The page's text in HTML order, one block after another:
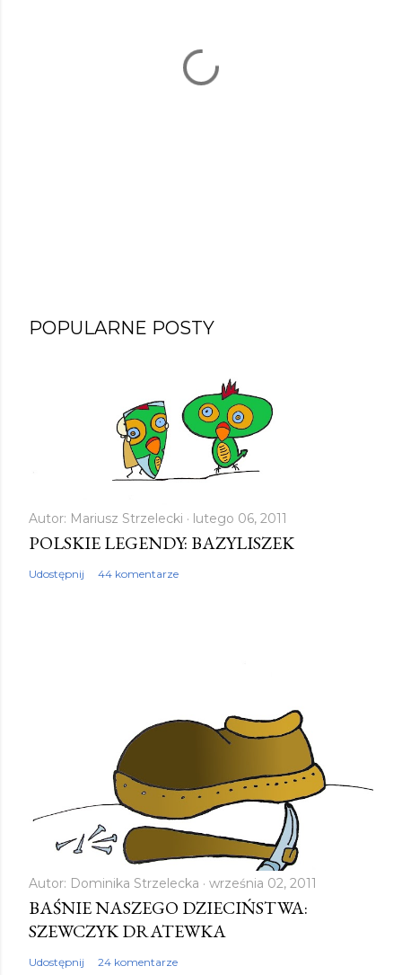
POPULARNE POSTY
Autor: Mariusz Strzelecki lutego 06, 2011
POLSKIE LEGENDY: BAZYLISZEK
Udostępnij 44 komentarze
Autor: Dominika Strzelecka września 02, 2011
BAŚNIE NASZEGO DZIECIŃSTWA:
SZEWCZYK DRATEWKA
Udostępnij 24 komentarze